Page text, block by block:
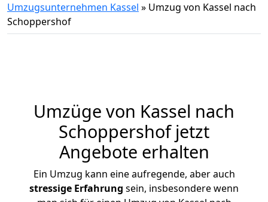
Umzugsunternehmen Kassel » Umzug von Kassel nach
Schoppershof
Umzüge von Kassel nach
Schoppershof jetzt
Angebote erhalten
Ein Umzug kann eine aufregende, aber auch
stressige Erfahrung sein, insbesondere wenn